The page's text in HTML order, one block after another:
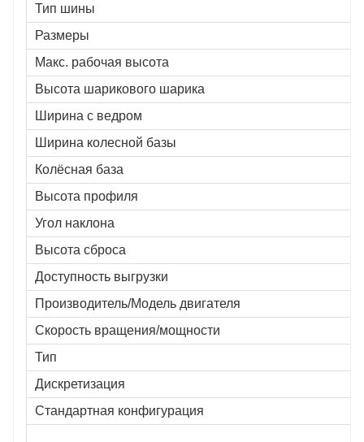
Тип шины
Размеры
Макс. рабочая высота
Высота шарикового шарика
Ширина с ведром
Ширина колесной базы
Колёсная база
Высота профиля
Угол наклона
Высота сброса
Доступность выгрузки
Производитель/Модель двигателя
Скорость вращения/мощности
Тип
Дискретизация
Стандартная конфигурация